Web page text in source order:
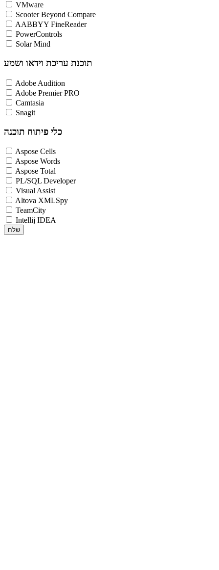
VMware
Scooter Beyond Compare
AABBYY FineReader
PowerControls
Solar Mind
תוכנת עריכת וידאו ושמע
Adobe Audition
Adobe Premier PRO
Camtasia
Snagit
כלי פיתוח תוכנה
Aspose Cells
Aspose Words
Aspose Total
PL/SQL Developer
Visual Assist
Altova XMLSpy
TeamCity
Intellij IDEA